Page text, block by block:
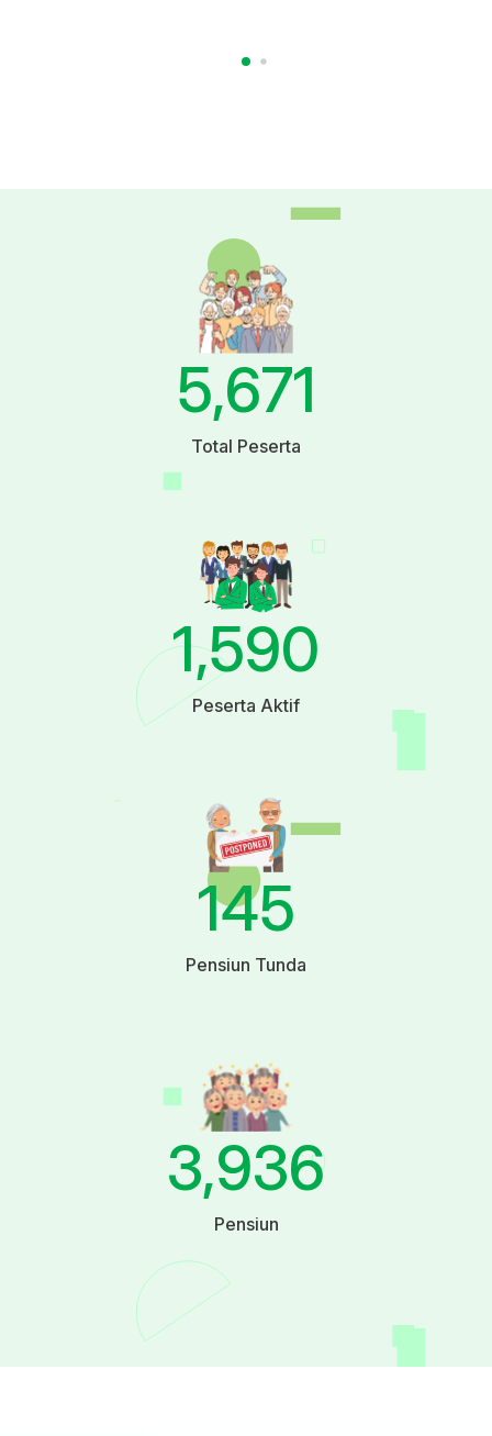
5,671
Total Peserta
1,590
Peserta Aktif
145
Pensiun Tunda
3,936
Pensiun